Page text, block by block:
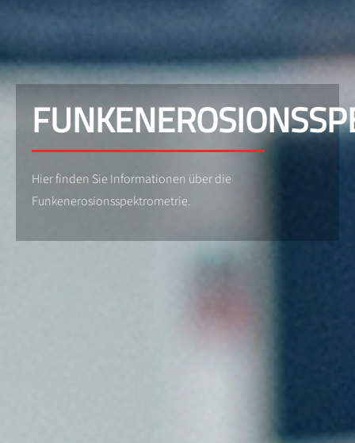
Hier finden Sie Informationen über die
Funkenerosionsspektrometrie.